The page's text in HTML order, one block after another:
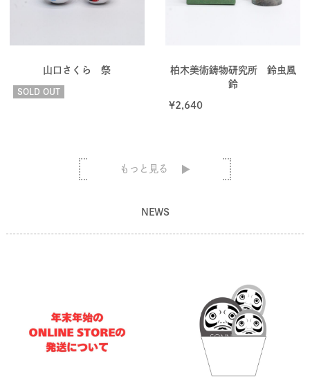
山口さくら 祭
SOLD OUT
柏木美術鋳物研究所 鈴虫風
鈴
¥2,640
もっと見る
NEWS